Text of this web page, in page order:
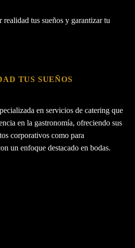
tus sueños y garantizar tu
TUS SUEÑOS
en servicios de catering que
en la gastronomía, ofreciendo sus
corporativos como para
un enfoque destacado en bodas.